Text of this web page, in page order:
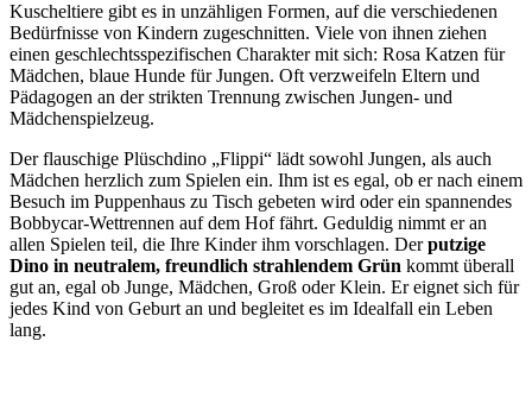
Kuscheltiere gibt es in unzähligen Formen, auf die verschiedenen
Bedürfnisse von Kindern zugeschnitten. Viele von ihnen ziehen
einen geschlechtsspezifischen Charakter mit sich: Rosa Katzen für
Mädchen, blaue Hunde für Jungen. Oft verzweifeln Eltern und
Pädagogen an der strikten Trennung zwischen Jungen- und
Mädchenspielzeug.
Der flauschige Plüschdino „Flippi“ lädt sowohl Jungen, als auch
Mädchen herzlich zum Spielen ein. Ihm ist es egal, ob er nach einem
Besuch im Puppenhaus zu Tisch gebeten wird oder ein spannendes
Bobbycar-Wettrennen auf dem Hof fährt. Geduldig nimmt er an
allen Spielen teil, die Ihre Kinder ihm vorschlagen. Derputzige
Dino in neutralem, freundlich strahlendem Grün kommt überall
gut an, egal ob Junge, Mädchen, Groß oder Klein. Er eignet sich für
jedes Kind von Geburt an und begleitet es im Idealfall ein Leben
lang.